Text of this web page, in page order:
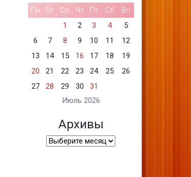
Июль 2026
Пн Вт Ср Чт Пт Сб
Вс
1
2 3 4
5
6
7 8 9 10 11
12
13
14 15 16 17 18
19
20
21 22 23 24 25
26
27
28 29 30 31
Архивы
Архивы